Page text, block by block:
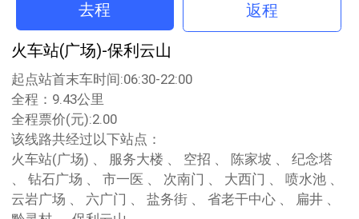
去程 返程
火车站(广场)-保利云山
起点站首末车时间:06:30-22:00
全程：9.43公里
全程票价(元):2.00
该线路共经过以下站点：
火车站(广场) 、 服务大楼 、 空招 、 陈家坡 、 纪念塔
、 钻石广场 、 市一医 、 次南门 、 大西门 、 喷水池 、
云岩广场 、 六广门 、 盐务街 、 省老干中心 、 扁井 、